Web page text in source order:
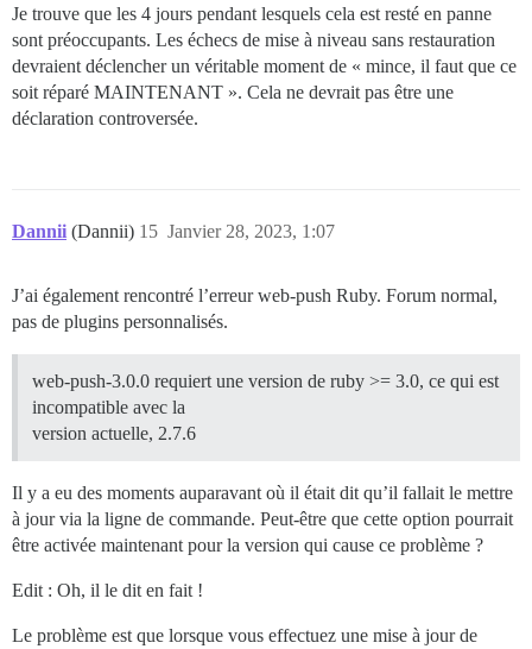
Je trouve que les 4 jours pendant lesquels cela est resté en panne
sont préoccupants. Les échecs de mise à niveau sans restauration
devraient déclencher un véritable moment de « mince, il faut que ce
soit réparé MAINTENANT ». Cela ne devrait pas être une
déclaration controversée.
Dannii (Dannii) Janvier 28, 2023, 1:07
15
J’ai également rencontré l’erreur web-push Ruby. Forum normal,
pas de plugins personnalisés.
web-push-3.0.0 requiert une version de ruby >= 3.0, ce qui est
incompatible avec la
version actuelle, 2.7.6
Il y a eu des moments auparavant où il était dit qu’il fallait le mettre
à jour via la ligne de commande. Peut-être que cette option pourrait
être activée maintenant pour la version qui cause ce problème ?
Edit : Oh, il le dit en fait !
Le problème est que lorsque vous effectuez une mise à jour de